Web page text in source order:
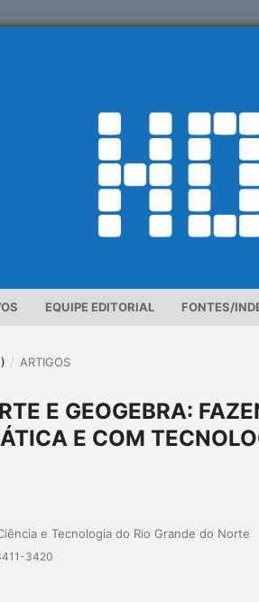
EQUIPE EDITORIAL FONTES/
/ ARTIGOS
E GEOGEBRA:
E COM
e Tecnologia do Rio Grande do Norte
3420